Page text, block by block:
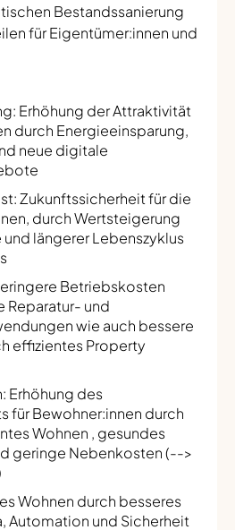
Bestandssanierung
für Eigentümer:innen und
Erhöhung der Attraktivität
durch Energieeinsparung,
neue digitale
Zukunftssicherheit für die
durch Wertsteigerung
längerer Lebenszyklus
Betriebskosten
Reparatur- und
wie auch bessere
effizientes Property
Erhöhung des
für Bewohner:innen durch
Wohnen , gesundes
geringe Nebenkosten (-->
Wohnen durch besseres
Automation und Sicherheit